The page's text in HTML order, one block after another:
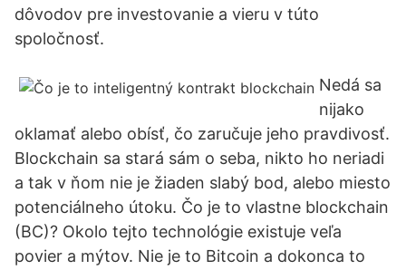
dôvodov pre investovanie a vieru v túto
spoločnosť.
Nedá sa
nijako
oklamať alebo obísť, čo zaručuje jeho pravdivosť.
Blockchain sa stará sám o seba, nikto ho neriadi
a tak v ňom nie je žiaden slabý bod, alebo miesto
potenciálneho útoku. Čo je to vlastne blockchain
(BC)? Okolo tejto technológie existuje veľa
povier a mýtov. Nie je to Bitcoin a dokonca to